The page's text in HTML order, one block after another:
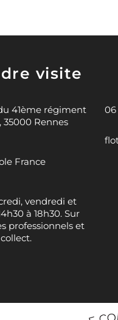
visite
41ème régiment
Rennes
France
vendredi et
à 18h30. Sur
professionnels et
06